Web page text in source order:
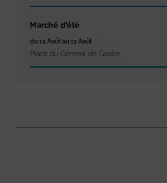
Marché d’été
du 13 Août au 13 Août
Place du Général de Gaulle